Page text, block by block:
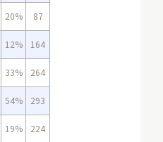
20% 87
12% 164
33% 264
54% 293
19% 224